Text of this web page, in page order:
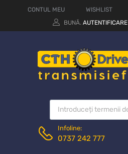
CONTUL MEU WISHLIST
BUNĂ. AUTENTIFICARE
Infoline:
0737 242 777